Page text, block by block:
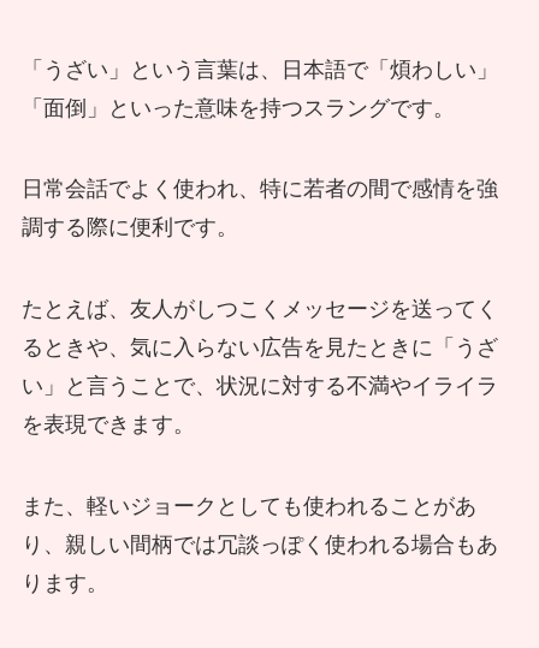
「うざい」という言葉は、日本語で「煩わしい」
「面倒」といった意味を持つスラングです。
日常会話でよく使われ、特に若者の間で感情を強
調する際に便利です。
たとえば、友人がしつこくメッセージを送ってく
るときや、気に入らない広告を見たときに「うざ
い」と言うことで、状況に対する不満やイライラ
を表現できます。
また、軽いジョークとしても使われることがあ
り、親しい間柄では冗談っぽく使われる場合もあ
ります。